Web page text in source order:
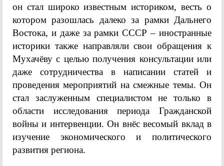
он стал широко известным историком, весть о
котором разошлась далеко за рамки Дальнего
Востока, и даже за рамки СССР – иностранные
историки также направляли свои обращения к
Мухачёву с целью получения консультации или
даже сотрудничества в написании статей и
проведения мероприятий на смежные темы. Он
стал заслуженным специалистом не только в
области исследования периода Гражданской
войны и интервенции. Он внёс весомый вклад в
изучение экономического и политического
развития региона.